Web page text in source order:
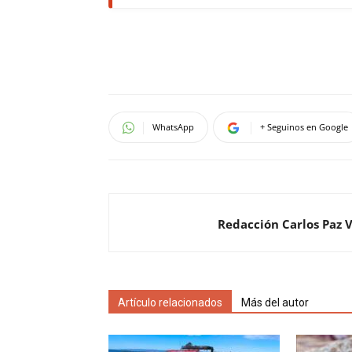
WhatsApp + Seguinos en Google
Redacción Carlos Paz
Artículo relacionados Más del autor